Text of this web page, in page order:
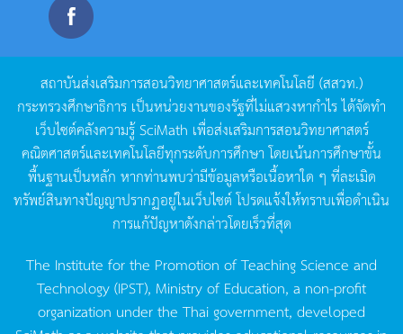
สถาบันส่งเสริมการสอนวิทยาศาสตร์และเทคโนโลยี (สสวท.)
กระทรวงศึกษาธิการ เป็นหน่วยงานของรัฐที่ไม่แสวงหากำไรได้จัดทำ
เว็บไซต์คลังความรู้SciMath เพื่อส่งเสริมการสอนวิทยาศาสตร์
คณิตศาสตร์และเทคโนโลยีทุกระดับการศึกษา โดยเน้นการศึกษาขั้น
พื้นฐานเป็นหลัก หากท่านพบว่ามีข้อมูลหรือเนื้อหาใด ๆ ที่ละเมิด
ทรัพย์สินทางปัญญาปรากฏอยู่ในเว็บไซต์โปรดแจ้งให้ทราบเพื่อดำเนิน
การแก้ปัญหาดังกล่าวโดยเร็วที่สุด
The Institute for the Promotion of Teaching Science and
Technology (IPST), Ministry of Education, a non-profit
organization under the Thai government, developed